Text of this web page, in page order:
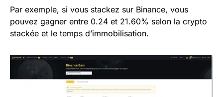
Par exemple, si vous stackez sur Binance, vous
pouvez gagner entre 0.24 et 21.60% selon la crypto
stackée et le temps d’immobilisation.